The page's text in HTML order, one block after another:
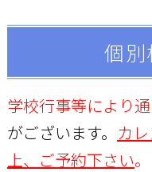
個別
学校行事等により
がございます。 カ
上、ご予約下さい。